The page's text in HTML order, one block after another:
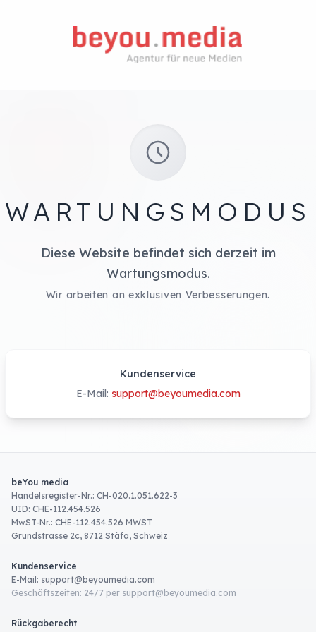
WARTUNGSMODUS
Diese Website befindet sich derzeit im
Wartungsmodus.
Wir arbeiten an exklusiven Verbesserungen.
Kundenservice
E-Mail: s​u​p​p​o​r​t@b​e​y​o​u​m​e​d​i​a.com
beYou media
Handelsregister-Nr.: CH-020.1.051.622-3
UID: CHE-112.454.526
MwST-Nr.: CHE-112.454.526 MWST
Grundstrasse 2c, 8712 Stäfa, Schweiz
Kundenservice
E-Mail: s​u​p​p​o​r​t@ b​e​y​o​u​m​e​d​i​a.com
Geschäftszeiten: 24/7 per s​u​p​p​o​r​t@ b​e​y​o​u​m​e​d​i​a.com
Rückgaberecht